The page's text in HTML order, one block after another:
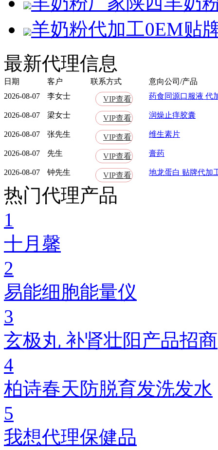
羊奶粉代加工0EM贴
最新代理信息
日期 客户 联系方式
意向公司/产品
2026-08-07
李女士 VIP查看 药食同源口服液 代
2026-08-07 梁女士 VIP查看 润燥止痒胶囊
2026-08-07 张先生 VIP查看 维生素片
2026-08-07 先生 VIP查看 膏药
2026-08-07 钟先生 VIP查看 地龙蛋白 贴牌代加
热门代理产品
1
十月馨
2
易能细胞能量仪
3
玄极丸 补肾壮阳产品招商
4
柏诗春天防脱育发洗发水
5
我想代理保健品